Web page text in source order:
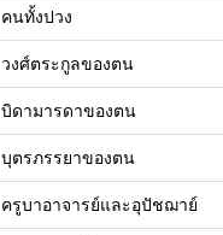
คนทั้งปวง
วงศ์ตระกูลของตน
บิดามารดาของตน
บุตรภรรยาของตน
ครูบาอาจารย์และอุปัชฌาย์